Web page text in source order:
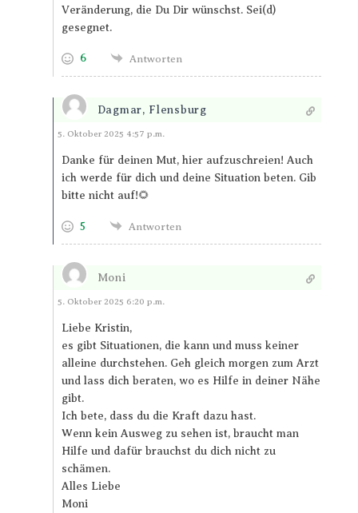
Veränderung, die Du Dir wünschst. Sei(d)
gesegnet.
6 Antworten
Dagmar, Flensburg
Antworten
5. Oktober 2025 4:57 p.m.
Danke für deinen Mut, hier aufzuschreien! Auch
ich werde für dich und deine Situation beten. Gib
bitte nicht auf!🌻
5 Antworten
Moni
Antworten
5. Oktober 2025 6:20 p.m.
Liebe Kristin,
es gibt Situationen, die kann und muss keiner
alleine durchstehen. Geh gleich morgen zum Arzt
und lass dich beraten, wo es Hilfe in deiner Nähe
gibt.
Ich bete, dass du die Kraft dazu hast.
Wenn kein Ausweg zu sehen ist, braucht man
Hilfe und dafür brauchst du dich nicht zu
schämen.
Alles Liebe
Moni